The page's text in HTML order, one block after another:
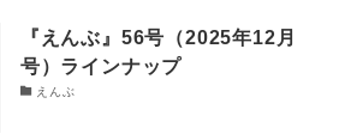
『えんぶ』56号（2025年12月
号）ラインナップ
えんぶ